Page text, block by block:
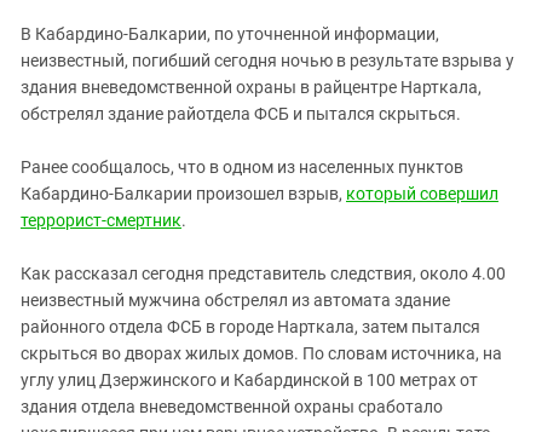
КАВКАЗ ЗА ПАЛЕСТИНУ
ИНАКОМЫСЛИЕ В ЧЕЧНЕ
ПРЕСЛЕДОВАНИЕ АКТИВИСТОВ
МОБИЛИЗАЦИЯ И ПРОТЕСТЫ
Ингушетия
Кабардино-Балкария
Карачаево-Черкесия
Краснодарский край
Российская Федерация
Ростовская область
Северная Осетия - Алания
СКФО
В Кабардино-Балкарии, по уточненной информации,
неизвестный, погибший сегодня ночью в результате взрыва у
здания вневедомственной охраны в райцентре Нарткала,
обстрелял здание райотдела ФСБ и пытался скрыться.
Ранее сообщалось, что в одном из населенных пунктов
Кабардино-Балкарии произошел взрыв, который совершил
террорист-смертник.
Как рассказал сегодня представитель следствия, около 4.00
неизвестный мужчина обстрелял из автомата здание
районного отдела ФСБ в городе Нарткала, затем пытался
скрыться во дворах жилых домов. По словам источника, на
углу улиц Дзержинского и Кабардинской в 100 метрах от
здания отдела вневедомственной охраны сработало